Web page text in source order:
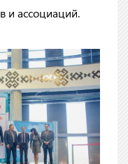
и ассоциаций.